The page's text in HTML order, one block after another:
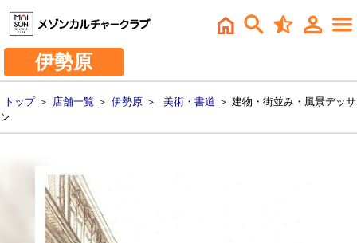
伊勢原
トップ＞ 店舗一覧 ＞ 伊勢原 ＞ 美術・書道 ＞ 建物・街並み・風景デッサ
ン